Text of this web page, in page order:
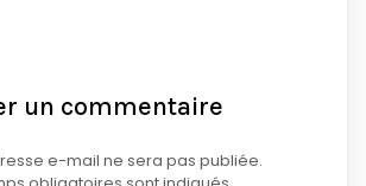
un commentaire
e-mail ne sera pas publiée.